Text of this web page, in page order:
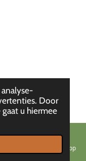
Door
u hiermee
WhatsApp